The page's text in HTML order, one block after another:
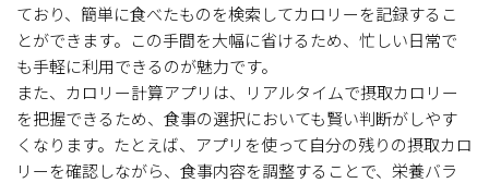
ており、簡単に食べたものを検索してカロリーを記録するこ
とができます。この手間を大幅に省けるため、忙しい日常で
も手軽に利用できるのが魅力です。
また、カロリー計算アプリは、リアルタイムで摂取カロリー
を把握できるため、食事の選択においても賢い判断がしやす
くなります。たとえば、アプリを使って自分の残りの摂取カロ
リーを確認しながら、食事内容を調整することで、栄養バラ